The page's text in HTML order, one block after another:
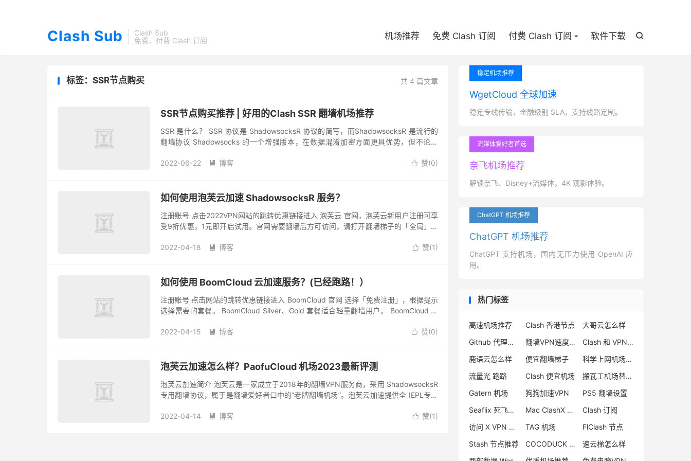
Clash Sub
Clash Sub
免费、付费 Clash 订阅

机场推荐 免费 Clash 订阅 付费 Clash 订阅 软件下载
共 4 篇文章
标签：SSR节点购买
SSR节点购买推荐 | 好用的Clash SSR 翻墙机场推荐
SSR 是什么？ SSR 协议是 ShadowsocksR 协议的简写，而ShadowsocksR 是流行的
翻墙协议 Shadowsocks 的一个增强版本，在数据混淆加密方面更具优势，但不论是
 赞(0)
2022-06-22  博客
如何使用泡芙云加速 ShadowsocksR 服务？
注册账号 点击2022VPN网站的跳转优惠链接进入 泡芙云 官网，泡芙云新用户注册可享
受9折优惠，1元即开启试用。官网需要翻墙后方可访问，请打开翻墙梯子的「全局」模
 赞(1)
2022-04-18  博客
如何使用 BoomCloud 云加速服务？(已经跑路！）
注册账号 点击网站的跳转优惠链接进入 BoomCloud 官网 选择「免费注册」，根据提示
选择需要的套餐。 BoomCloud Silver、Gold 套餐适合轻量翻墙用户。 BoomCloud 套
 赞(0)
2022-04-15  博客
泡芙云加速怎么样？PaofuCloud 机场2023最新评测
泡芙云加速简介 泡芙云是一家成立于2018年的翻墙VPN服务商，采用 ShadowsocksR
专用翻墙协议，属于是翻墙爱好者口中的“老牌翻墙机场”。泡芙云加速提供全 IEPL专线
 赞(1)
2022-04-14  博客
稳定机场推荐
WgetCloud 全球加速
稳定专线传输，金融级别 SLA，支持线路定制。
流媒体爱好者首选
奈飞机场推荐
解锁奈飞、Disney+流媒体，4K 观影体验。
ChatGPT 机场推荐
ChatGPT 机场推荐
ChatGPT 支持机场，国内无压力使用 OpenAI 应
用。
热门标签
高速机场推荐 Clash 香港节点
大哥云怎么样
Github 代理网站
翻墙VPN速度测试
Clash 和 VPN 区别
鹿语云怎么样
便宜翻墙梯子
科学上网机场推荐
流量光 跑路
Clash 便宜机场
搬瓦工机场替代品
Gatern 机场
狗狗加速VPN
PS5 翻墙设置
Seaflix 死飞机场
Mac ClashX 怎么用
Clash 订阅
访问 X VPN 推荐
TAG 机场
FlClash 节点
Stash 节点推荐
COCODUCK 小黄鸭
速云梯怎么样